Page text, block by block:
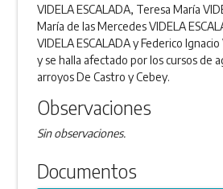
VIDELA ESCALADA, Teresa María
María de las Mercedes VIDELA
VIDELA ESCALADA y Federico Ignacio
y se halla afectado por los cursos de
arroyos De Castro y Cebey.
Observaciones
Sin observaciones.
Documentos